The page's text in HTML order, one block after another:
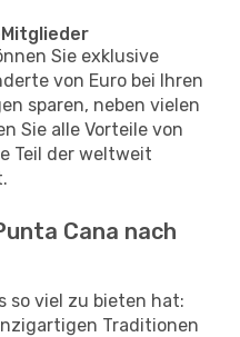
Sie exklusive
von Euro bei Ihren
sparen, neben vielen
Sie alle Vorteile von
Teil der weltweit
Cana nach
so viel zu bieten hat:
Traditionen